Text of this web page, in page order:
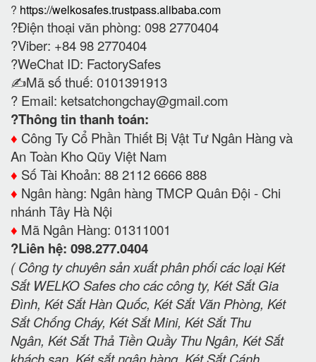
? https://welkosafes.trustpass.alibaba.com
?Điện thoại văn phòng: 098 2770404
?Viber: +84 98 2770404
?WeChat ID: FactorySafes
✍️Mã số thuế: 0101391913
? Email: ketsatchongchay@gmail.com
?Thông tin thanh toán:
♦️ Công Ty Cổ Phần Thiết Bị Vật Tư Ngân Hàng và
An Toàn Kho Qũy Việt Nam
♦️ Số Tài Khoản: 88 2112 6666 888
♦️ Ngân hàng: Ngân hàng TMCP Quân Đội - Chi
nhánh Tây Hà Nội
♦️ Mã Ngân Hàng: 01311001
?Liên hệ: 098.277.0404
( Công ty chuyên sản xuất phân phối các loại Két
Sắt WELKO Safes cho các công ty, Két Sắt Gia
Đình, Két Sắt Hàn Quốc, Két Sắt Văn Phòng, Két
Sắt Chống Cháy, Két Sắt Mini, Két Sắt Thu
Ngân, Két Sắt Thả Tiền Quầy Thu Ngân, Két Sắt